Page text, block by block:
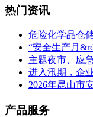
热门资讯
危险化学品仓
“安全生产月
主题夜市、应
进入汛期，企
2026年昆山市
产品服务